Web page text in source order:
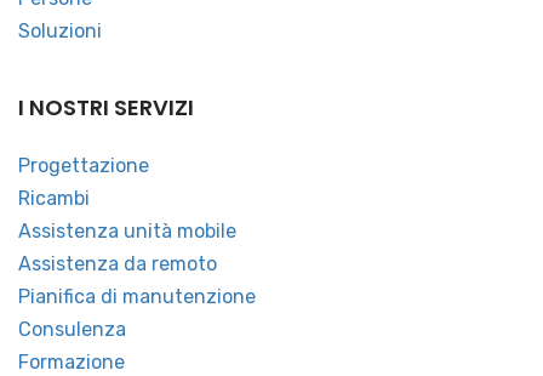
Soluzioni
I NOSTRI SERVIZI
Progettazione
Ricambi
Assistenza unità mobile
Assistenza da remoto
Pianifica di manutenzione
Consulenza
Formazione